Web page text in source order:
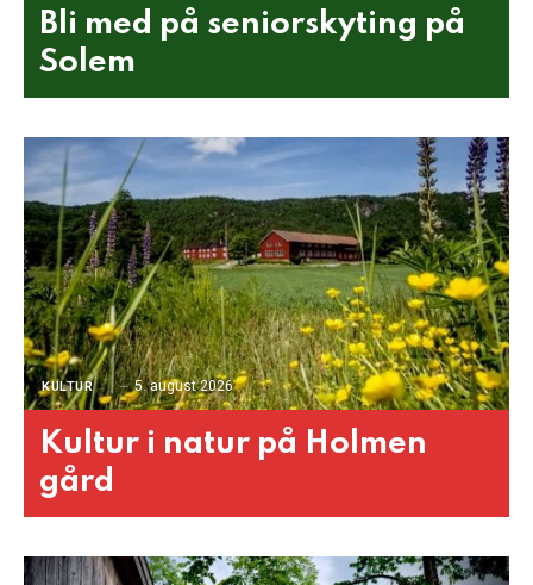
Bli med på seniorskyting på
Solem
KULTUR 5. august 2026
Kultur i natur på Holmen
gård